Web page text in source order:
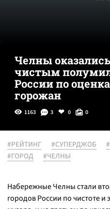
Челны
чистым
России по
горожан
1163 3 0 0
#РЕЙТИНГ #СУПЕРДЖОБ
#ГОРОД
#ЧЕЛНЫ
Набережные Челны стали
городов России по чистоте